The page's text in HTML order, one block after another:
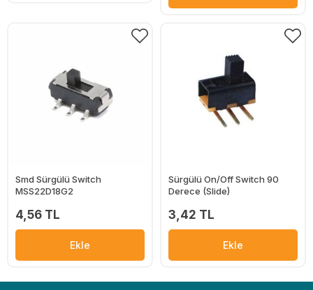
Smd Sürgülü Switch
MSS22D18G2
4,56 TL
Ekle
Sürgülü On/Off Switch 90
Derece (Slide)
3,42 TL
Ekle